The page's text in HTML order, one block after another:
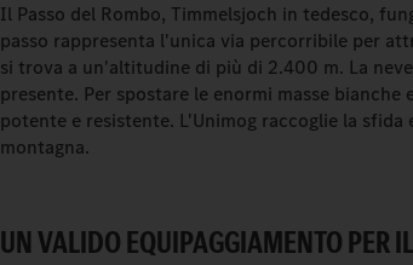
Il Passo del Rombo, Timmelsjoch in tedesco,
passo rappresenta l'unica via percorribile per
si trova a un'altitudine di più di 2.400 m. La
presente. Per spostare le enormi masse
potente e resistente. L'Unimog raccoglie la
montagna.
UN VALIDO EQUIPAGGIAMENTO PER